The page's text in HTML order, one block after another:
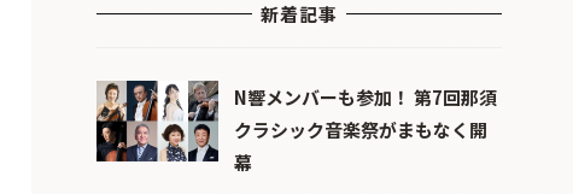
新着記事
N響メンバーも参加！ 第7回那須
クラシック音楽祭がまもなく開
幕